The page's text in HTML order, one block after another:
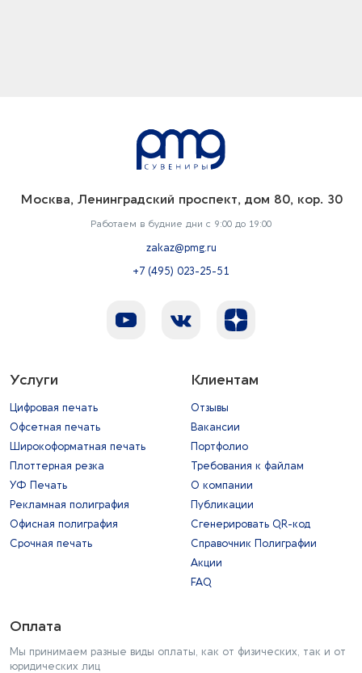
Москва, Ленинградский проспект, дом 80, кор. 30
Работаем в будние дни с 9:00 до 19:00
zakaz@pmg.ru
+7 (495) 023-25-51
Услуги
Цифровая печать
Офсетная печать
Широкоформатная печать
Плоттерная резка
УФ Печать
Рекламная полиграфия
Офисная полиграфия
Срочная печать
Клиентам
Отзывы
Вакансии
Портфолио
Требования к файлам
О компании
Публикации
Сгенерировать QR-код
Справочник Полиграфии
Акции
FAQ
Оплата
Мы принимаем разные виды оплаты, как от физических, так и от
юридических лиц